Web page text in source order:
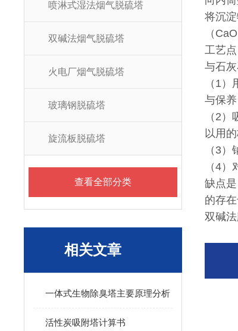
喷淋式湿法烟气脱硫塔
双碱法烟气脱硫塔
火电厂烟气脱硫塔
玻璃钢脱硫塔
旋流板脱硫塔
查看全部分类
相关文章
一体式生物除臭塔主要原理分析
活性炭吸附塔计算书
将沉
（
工艺点
与石
（1
与保养
（2
以用
（3
（4
缺点
的存在
双碱